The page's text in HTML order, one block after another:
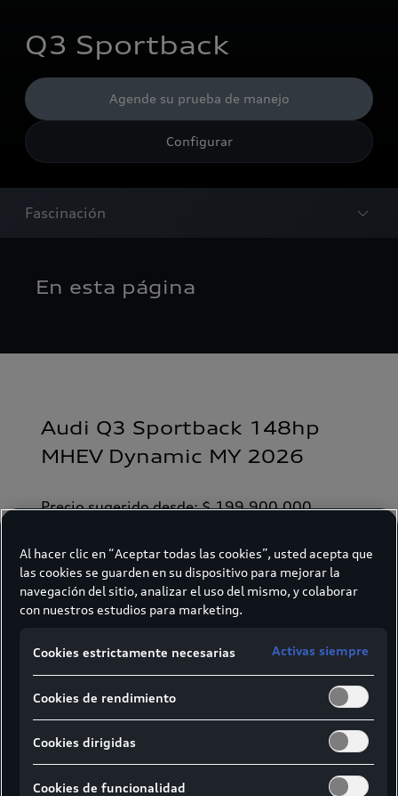
Q3 Sportback
Agende su prueba de manejo
Configurar
Fascinación
En esta página
Audi Q3 Sportback 148hp
MHEV Dynamic MY 2026
Precio sugerido desde: $ 199.900.000
Ficha técnica
Al hacer clic en “Aceptar todas las cookies”, usted acepta que
las cookies se guarden en su dispositivo para mejorar la
navegación del sitio, analizar el uso del mismo, y colaborar
con nuestros estudios para marketing.
Cookies estrictamente necesarias Activas siempre
Cookies de rendimiento
Cookies dirigidas
Cookies de funcionalidad